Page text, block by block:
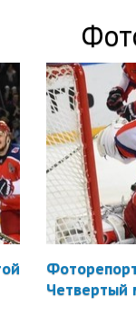
Четвертый